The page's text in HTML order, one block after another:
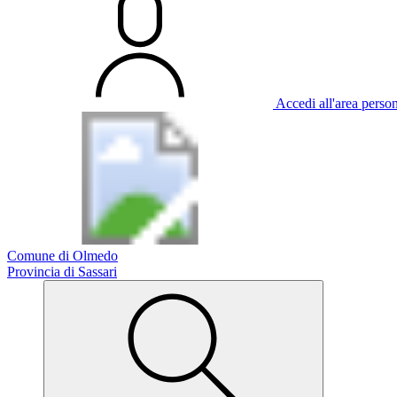
Accedi all'area
Comune di Olmedo
Provincia di Sassari